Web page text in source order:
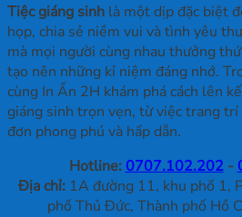
Tiệc giáng sinh là một dịp đặc biệt
họp, chia sẻ niềm vui và tình yêu
mà mọi người cùng nhau thưởng
tạo nên những kỉ niệm đáng nhớ.
cùng In Ấn 2H khám phá cách lên
giáng sinh trọn vẹn, từ việc trang
đơn phong phú và hấp dẫn.
Hotline: 0707.102.202-
Địa chỉ:1A đường 11, khu phố 1,
phố Thủ Đức, Thành phố Hồ